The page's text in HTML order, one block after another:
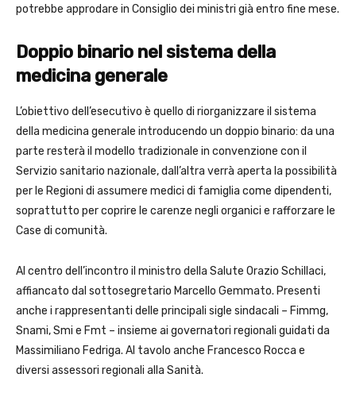
potrebbe approdare in Consiglio dei ministri già entro fine mese.
Doppio binario nel sistema della
medicina generale
L’obiettivo dell’esecutivo è quello di riorganizzare il sistema
della medicina generale introducendo un doppio binario: da una
parte resterà il modello tradizionale in convenzione con il
Servizio sanitario nazionale, dall’altra verrà aperta la possibilità
per le Regioni di assumere medici di famiglia come dipendenti,
soprattutto per coprire le carenze negli organici e rafforzare le
Case di comunità.
Al centro dell’incontro il ministro della Salute Orazio Schillaci,
affiancato dal sottosegretario Marcello Gemmato. Presenti
anche i rappresentanti delle principali sigle sindacali – Fimmg,
Snami, Smi e Fmt – insieme ai governatori regionali guidati da
Massimiliano Fedriga. Al tavolo anche Francesco Rocca e
diversi assessori regionali alla Sanità.